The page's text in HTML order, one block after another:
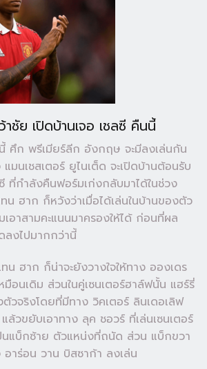
ชัย เปิดบ้านเจอ เชลซี คืนนี้
ศึก พรีเมียร์ลีก อังกฤษ จะมีลงเล่นกัน
นเชสเตอร์ ยูไนเต็ด จะเปิดบ้านต้อนรับ
ที่กำลังคืนฟอร์มเก่งกลับมาได้ในช่วง
น ฮาก ก็หวังว่าเมื่อได้เล่นในบ้านของตัว
เอาสามคะแนนมาครองให้ได้ ก่อนที่ผล
ลงไปมากกว่านี้
น ฮาก ก็น่าจะยังวางใจให้ทาง อองเดร
มือนเดิม ส่วนในคู่เซนเตอร์ฮาล์ฟนั้น แฮร์รี่
ตัวจริงโดยที่มีทาง วิคเตอร์ ลินเดอเลิฟ
ล้วขยับเอาทาง ลุค ชอวร์ ที่เล่นเซนเตอร์
นแบ็กซ้าย ตัวแหน่งที่ถนัด ส่วน แบ็กขวา
อาร่อน วาน บิสซาก้า ลงเล่น